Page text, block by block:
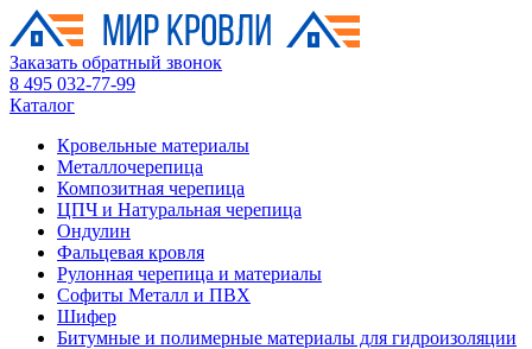
Заказать обратный звонок
8 495 032-77-99
Каталог
Кровельные материалы
Металлочерепица
Композитная черепица
ЦПЧ и Натуральная черепица
Ондулин
Фальцевая кровля
Рулонная черепица и материалы
Софиты Металл и ПВХ
Шифер
Битумные и полимерные материалы для гидроизоляции